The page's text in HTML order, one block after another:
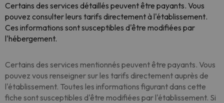
Certains des services détaillés peuvent être payants. Vous
pouvez consulter leurs tarifs directement à l'établissement.
Ces informations sont susceptibles d'être modifiées par
l'hébergement.
Certains des services mentionnés peuvent être payants. Vous
pouvez vous renseigner sur les tarifs directement auprès de
l'établissement. Toutes les informations figurant dans cette
fiche sont susceptibles d'être modifiées par l'établissement. Si